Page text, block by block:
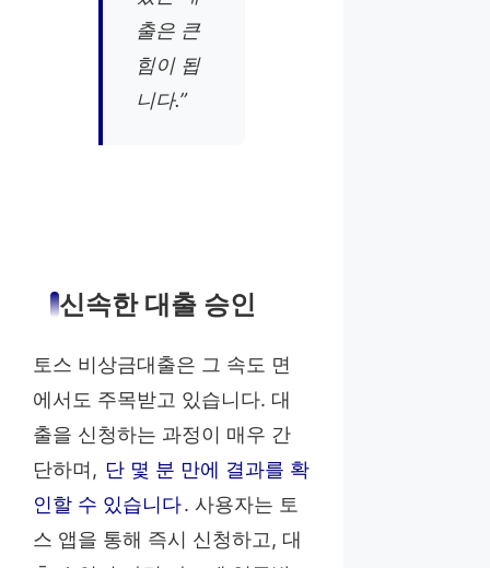
출은 큰
힘이 됩
니다.”
신속한 대출 승인
토스 비상금대출은 그 속도 면
에서도 주목받고 있습니다. 대
출을 신청하는 과정이 매우 간
단하며, 단 몇 분 만에 결과를 확
인할 수 있습니다. 사용자는 토
스 앱을 통해 즉시 신청하고, 대